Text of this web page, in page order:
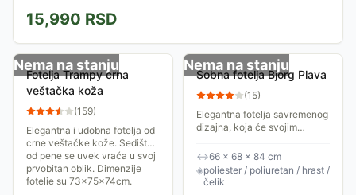
15,990 RSD
Nema na stanju
Fotelja Trampy crna
veštačka koža
(159)
Elegantna i udobna fotelja od
crne veštačke kože. Sedište
od pene se uvek vraća u svoj
prvobitan oblik. Dimenzije
fotelje su 73x75x74cm.
Nema na stanju
Sobna fotelja Bjorg Plava
(15)
Elegantna fotelja savremenog
dizajna, koja će svojim
obogatiti dobar utisak Vašeg
doma. Dimenzije fotelje su 84
x 68 x 66 cm,...
↔66 × 68 × 84 cm
◈poliester / poliuretan / hrast /
čelik